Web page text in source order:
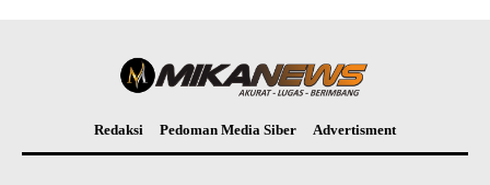
Redaksi Pedoman Media Siber Advertisment